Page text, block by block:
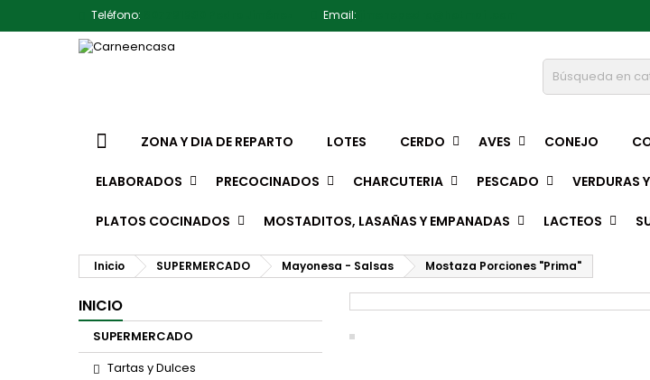
Teléfono: Email:
ZONA Y DIA DE REPARTO LOTES CERDO AVES CONEJO
ELABORADOS PRECOCINADOS CHARCUTERIA PESCADO VERDURAS
PLATOS COCINADOS MOSTADITOS, LASAÑAS Y EMPANADAS LACTEOS
Inicio SUPERMERCADO Mayonesa - Salsas Mostaza Porciones "Prima"
INICIO
SUPERMERCADO
Tartas y Dulces